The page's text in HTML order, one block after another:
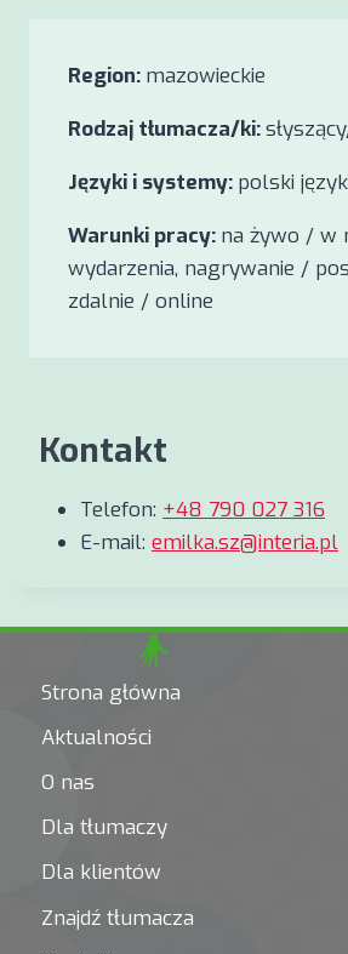
Region: mazowieckie
Rodzaj tłumacza/ki:
Języki i systemy: polski
Warunki pracy: na żywo / w
wydarzenia, nagrywanie /
zdalnie / online
Kontakt
Telefon: +48 790 027 316
E-mail: emilka.sz@interia.pl
Strona główna
Aktualności
O nas
Dla tłumaczy
Dla klientów
Znajdź tłumacza